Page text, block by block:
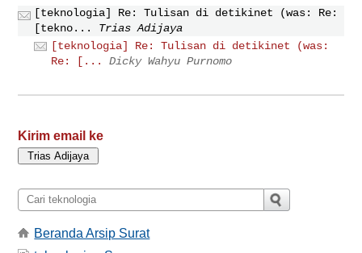
[teknologia] Re: Tulisan di detikinet (was: Re:
[tekno...
Trias Adijaya
[teknologia] Re: Tulisan di detikinet (was:
Re: [...
Dicky Wahyu Purnomo
Kirim email ke
Beranda Arsip Surat